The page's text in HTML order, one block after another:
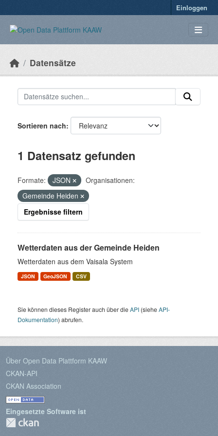
Einloggen
Datensätze
Sortieren nach
1 Datensatz gefunden
Formate: JSON
Organisationen:
Gemeinde Heiden
Ergebnisse filtern
Wetterdaten aus der Gemeinde Heiden
Wetterdaten aus dem Vaisala System
JSON GeoJSON CSV
Sie können dieses Register auch über dieAPI (sieheAPI-
Dokumentation) abrufen.
Über Open Data Plattform KAAW
CKAN-API
CKAN Association
Eingesetzte Software ist